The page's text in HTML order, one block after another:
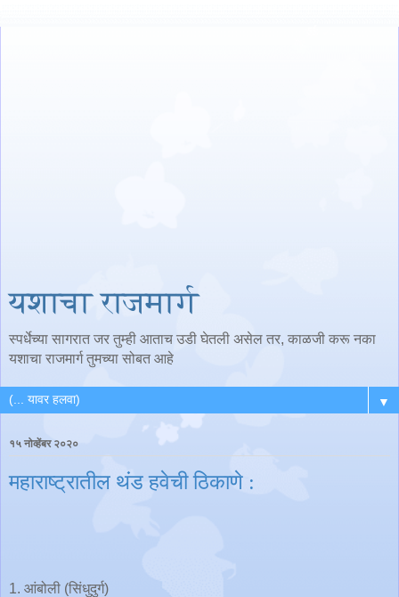
यशाचा राजमार्ग
स्पर्धेच्या सागरात जर तुम्ही आताच उडी घेतली असेल तर, काळजी करू नका
यशाचा राजमार्ग तुमच्या सोबत आहे
▼
१५ नोव्हेंबर २०२०
महाराष्ट्रातील थंड हवेची ठिकाणे :
1. आंबोली (सिंधुदुर्ग)